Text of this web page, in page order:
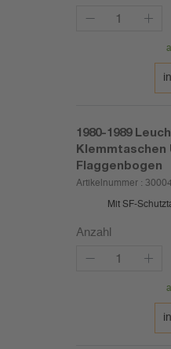
1980-1989
Klemmtaschen
Flaggenbogen
Artikelnummer :
Mit SF-
Anzahl